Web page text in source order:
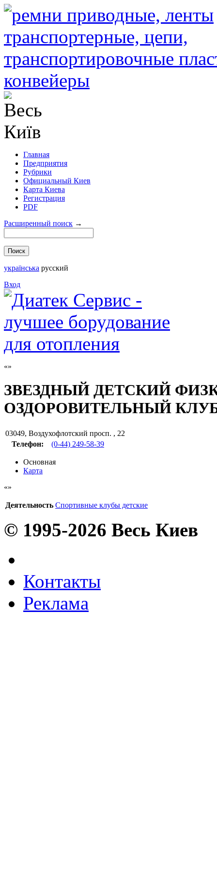
Главная
Предприятия
Рубрики
Официальный Киев
Карта Киева
Регистрация
PDF
Расширенный поиск →
українська русский
Вход
ЗВЕЗДНЫЙ ДЕТСКИЙ
ОЗДОРОВИТЕЛЬНЫЙ
03049, Воздухофлотский просп. , 22
Телефон:
(0-44) 249-58-39
Основная
Карта
Деятельность Спортивные клубы детские
© 1995-2026 Весь Киев
Контакты
Реклама